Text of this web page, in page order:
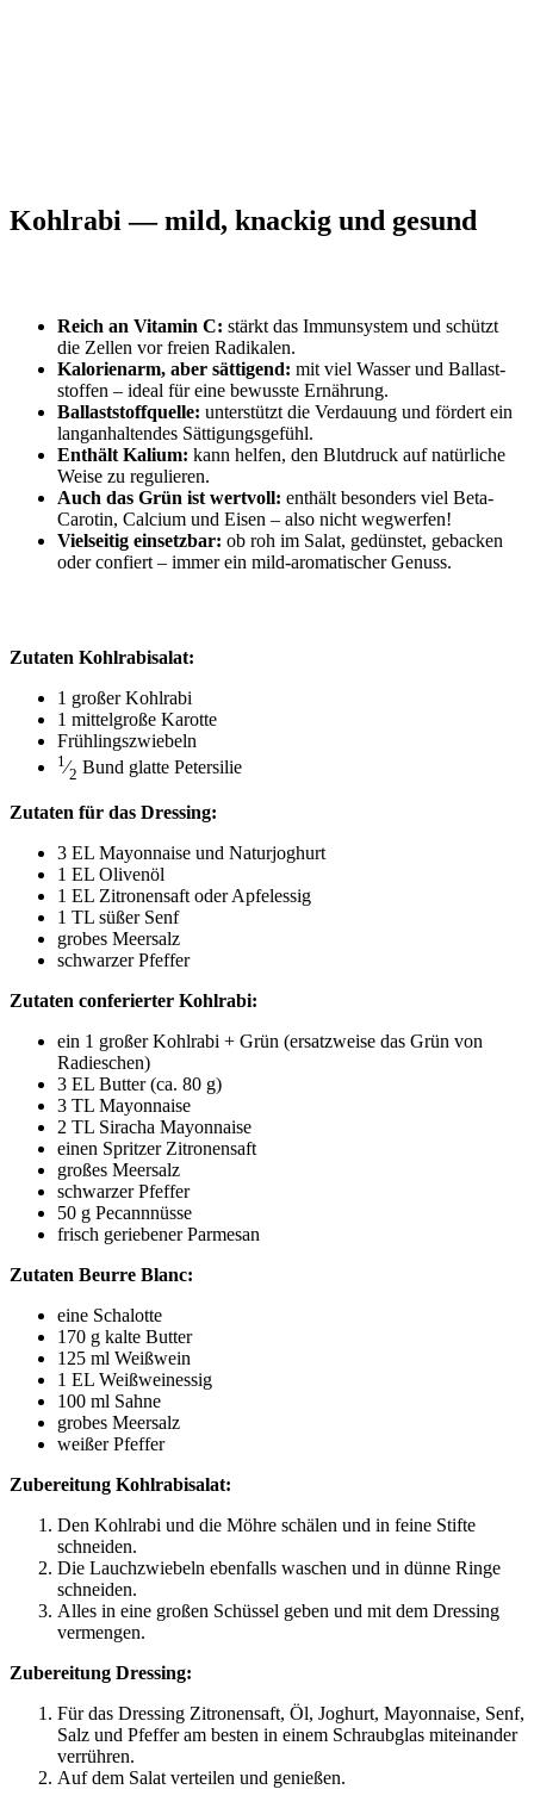
Kohlrabi — mild, knackig und gesund
Reich an Vit­amin C: stärkt das Immun­sys­tem und schützt
die Zel­len vor frei­en Radikalen.
Kalo­rien­arm, aber sät­ti­gend: mit viel Was­ser und Bal­last­
stof­fen – ide­al für eine bewuss­te Ernährung.
Bal­last­stoff­quel­le: unter­stützt die Ver­dau­ung und för­dert ein
lang­an­hal­ten­des Sättigungsgefühl.
Ent­hält Kali­um: kann hel­fen, den Blut­druck auf natür­li­che
Wei­se zu regulieren.
Auch das Grün ist wert­voll: ent­hält beson­ders viel Beta-
Caro­tin, Cal­ci­um und Eisen – also nicht wegwerfen!
Viel­sei­tig ein­setz­bar: ob roh im Salat, gedüns­tet, geba­cken
oder con­fiert – immer ein mild-aro­ma­ti­scher Genuss.
Zuta­ten Kohlrabisalat:
1 gro­ßer Kohlrabi
1 mit­tel­gro­ße Karotte
Früh­lings­zwie­beln
1 ⁄2 Bund glat­te Petersilie
Zuta­ten für das Dressing:
3 EL Mayon­nai­se und Naturjoghurt
1 EL Olivenöl
1 EL Zitro­nen­saft oder Apfelessig
1 TL süßer Senf
gro­bes Meersalz
schwar­zer Pfeffer
Zuta­ten con­fe­rier­ter Kohlrabi:
ein 1 gro­ßer Kohl­ra­bi + Grün (ersatz­wei­se das Grün von
Radieschen)
3 EL But­ter (ca. 80 g)
3 TL Mayonnaise
2 TL Siracha Mayonnaise
einen Sprit­zer Zitronensaft
gro­ßes Meersalz
schwar­zer Pfeffer
50 g Pecannnüsse
frisch gerie­be­ner Parmesan
Zuta­ten Beur­re Blanc:
eine Scha­lot­te
170 g kal­te Butter
125 ml Weißwein
1 EL Weiß­wein­es­sig
100 ml Sahne
gro­bes Meersalz
wei­ßer Pfeffer
Zube­rei­tung Kohlrabisalat:
Den Kohl­ra­bi und die Möh­re schä­len und in fei­ne Stif­te
schneiden.
Die Lauch­zwie­beln eben­falls waschen und in dün­ne Rin­ge
schneiden.
Alles in eine gro­ßen Schüs­sel geben und mit dem Dres­sing
vermengen.
Zube­rei­tung Dressing:
Für das Dres­sing Zitro­nen­saft, Öl, Joghurt, Mayon­nai­se, Senf,
Salz und Pfef­fer am bes­ten in einem Schraub­glas mit­ein­an­der
verrühren.
Auf dem Salat ver­tei­len und genießen.